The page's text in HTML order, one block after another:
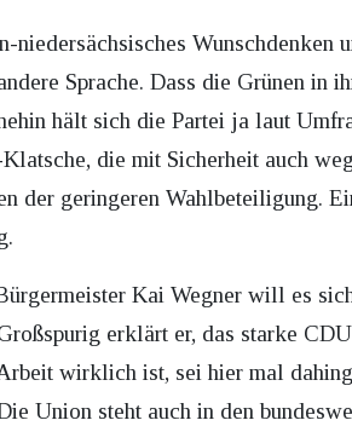
niedersächsisches
Sprache. Dass die Grünen
hält sich die Partei ja laut
die mit Sicherheit auch
der geringeren Wahlbeteiligung.
Kai Wegner will es
erklärt er, das starke
wirklich ist, sei hier mal
Union steht auch in den